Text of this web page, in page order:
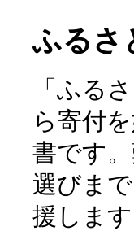
ふるさ
「ふる
ら寄付
書です
選びま
援します